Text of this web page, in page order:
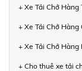
+ Xe Tải Chở Hàng
+ Xe Tải Chở Hàng
+ Xe Tải Chở
+ Cho thuê xe tải